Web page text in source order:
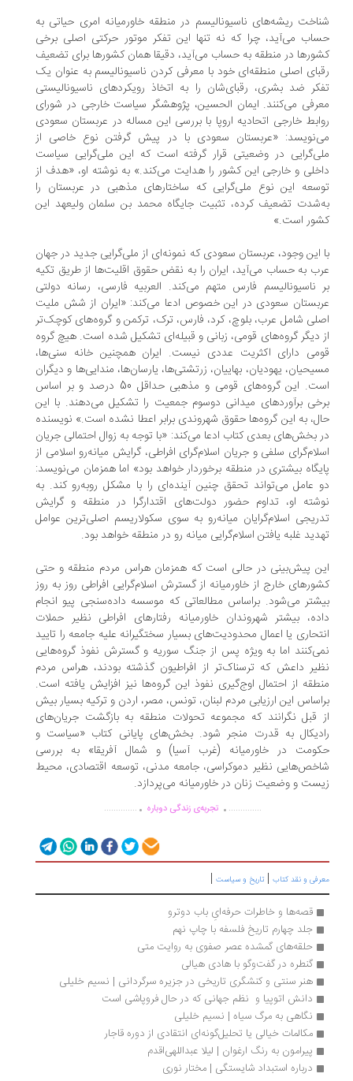
ریشه‌های ناسیونالیسم در منطقه خاورمیانه امری حیاتی به
می‌آید، چرا که نه تنها این تفکر موتور حرکتی اصلی برخی
در منطقه به حساب می‌آید، دقیقا همان کشورها برای تضعیف
اصلی منطقه‌ای خود با معرفی کردن ناسیونالیسم به عنوان یک
ضد بشری، رقبای‌شان را به اتخاذ رویکرد‌های ناسیونالیستی
می‌کنند. ایمان الحسین، پژوهشگر سیاست خارجی در شورای
خارجی اتحادیه اروپا با بررسی این مساله در عربستان سعودی
«عربستان سعودی با در پیش گرفتن نوع خاصی از
در وضعیتی قرار گرفته است که این ملی‌گرایی سیاست
و خارجی این کشور را هدایت می‌کند.» به نوشته او، «هدف از
این نوع ملی‌گرایی که ساختارهای مذهبی در عربستان را
تضعیف کرده، تثبیت جایگاه محمد بن سلمان ولیعهد این
است.»
این وجود، عربستان سعودی که نمونه‌ای از ملی‌گرایی جدید در جهان
به حساب می‌آید، ایران را به نقض حقوق اقلیت‌ها از طریق تکیه
ناسیونالیسم فارس متهم می‌کند. العربیه فارسی، رسانه دولتی
سعودی در این خصوص ادعا می‌کند: «ایران از شش ملیت
شامل عرب، بلوچ، کرد، فارس، ترک، ترکمن و گروه‌های کوچک‌تر
دیگر گروه‌های قومی، زبانی و قبیله‌ای تشکیل شده است. هیچ گروه
دارای اکثریت عددی نیست. ایران همچنین خانه سنی‌ها،
یهودیان، بهاییان، زرتشتی‌ها، یارسان‌ها، مندایی‌ها و دیگران
است. این گروه‌های قومی و مذهبی حداقل 50 درصد و بر اساس
برآوردهای میدانی دوسوم جمعیت را تشکیل می‌دهند. با این
به این گروه‌ها حقوق شهروندی برابر اعطا نشده است.» نویسنده
بخش‌های بعدی کتاب ادعا می‌کند: «با توجه به زوال احتمالی جریان
سلفی و جریان اسلام‌گرای افراطی، گرایش میانه‌رو اسلامی از
بیشتری در منطقه برخوردار خواهد بود» اما همزمان می‌نویسد:
عامل می‌تواند تحقق چنین آینده‌ای را با مشکل روبه‌رو کند. به
او، تداوم حضور دولت‌های اقتدارگرا در منطقه و گرایش
اسلام‌گرایان میانه‌رو به سوی سکولاریسم اصلی‌ترین عوامل
غلبه یافتن اسلام‌گرایی میانه رو در منطقه خواهد بود.
پیش‌بینی در حالی است که همزمان هراس مردم منطقه و حتی
خارج از خاورمیانه از گسترش اسلام‌گرایی افراطی روز به روز
می‌شود. براساس مطالعاتی که موسسه داده‌سنجی پیو انجام
بیشتر شهروندان خاورمیانه رفتارهای افراطی نظیر حملات
یا اعمال محدودیت‌های بسیار سختگیرانه علیه جامعه را تایید
اما به ویژه پس از جنگ سوریه و گسترش نفوذ گروه‌هایی
داعش که ترسناک‌تر از افراطیون گذشته بودند، هراس مردم
از احتمال اوج‌گیری نفوذ این گروه‌ها نیز افزایش یافته است.
این ارزیابی مردم لبنان، تونس، مصر، اردن و ترکیه بسیار بیش
قبل نگرانند که مجموعه تحولات منطقه به بازگشت جریان‌های
به قدرت منجر شود. بخش‌های پایانی کتاب «سیاست و
در خاورمیانه (غرب آسیا) و شمال آفریقا» به بررسی
نظیر دموکراسی، جامعه مدنی، توسعه اقتصادی، محیط
و وضعیت زنان در خاورمیانه می‌پردازد.
...............تجربه‌ی زندگی دوباره ...............
و نقد کتاب|تاریخ و سیاست |
قصه‌ها و خاطرات حرفه‌ایِ باب دوترو
جلد چهارم تاریخ فلسفه با چاپ نهم
حلقه‌های گمشده عصر صفوی به روایت متی
گنطره در گفت‌وگو با هادی هیالی
هنر سنتی و کنشگری تاریخی در جزیره سرگردانی | نسیم خلیلی
دانش اتوپیا و  نظم جهانی که در حال فروپاشی است
نگاهی به مرگ سیاه | نسیم خلیلی
مکالمات خیالی یا تحلیل‌گونه‌ای انتقادی از دوره قاجار
پیرامون به رنگ ارغوان | لیلا عبداللهی‌اقدم
درباره استبداد شایستگی | مختار نوری